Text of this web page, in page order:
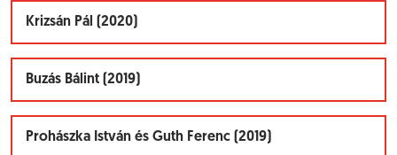
Krizsán Pál (2020)
Buzás Bálint (2019)
Prohászka István és Guth Ferenc (2019)